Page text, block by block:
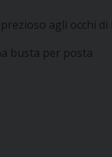
agli occhi di
busta per posta